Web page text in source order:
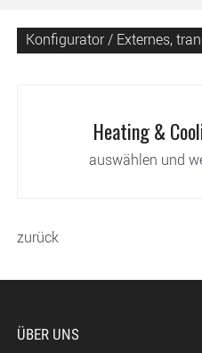
Konfigurator / Externes,
Heating &
auswählen und
zurück
ÜBER UNS